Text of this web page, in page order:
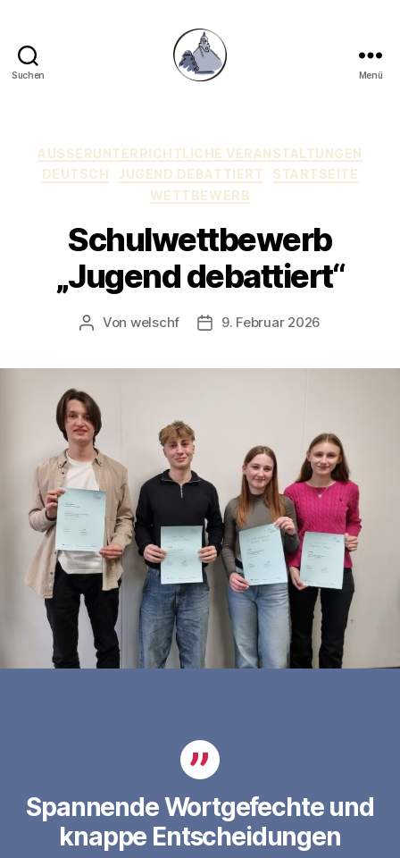
Suchen Menü
Kategorien
AUSSERUNTERRICHTLICHE VERANSTALTUNGEN
DEUTSCH
JUGEND DEBATTIERT
STARTSEITE
WETTBEWERB
Schulwettbewerb
„Jugend debattiert“
Beitragsautor
Von welschf Veröffentlichungsdatum
9. Februar 2026
Spannende Wortgefechte und
knappe Entscheidungen